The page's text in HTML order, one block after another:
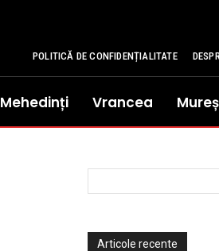
POLITICĂ DE CONFIDENȚIALITATE
Mehedinți Vrancea Mureș
Articole recente